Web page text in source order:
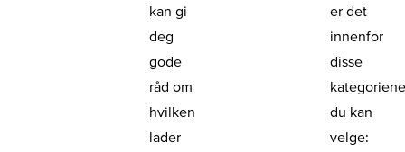
kan gi
deg
gode
råd om
hvilken
lader
er det
innenfor
disse
du kan
velge: